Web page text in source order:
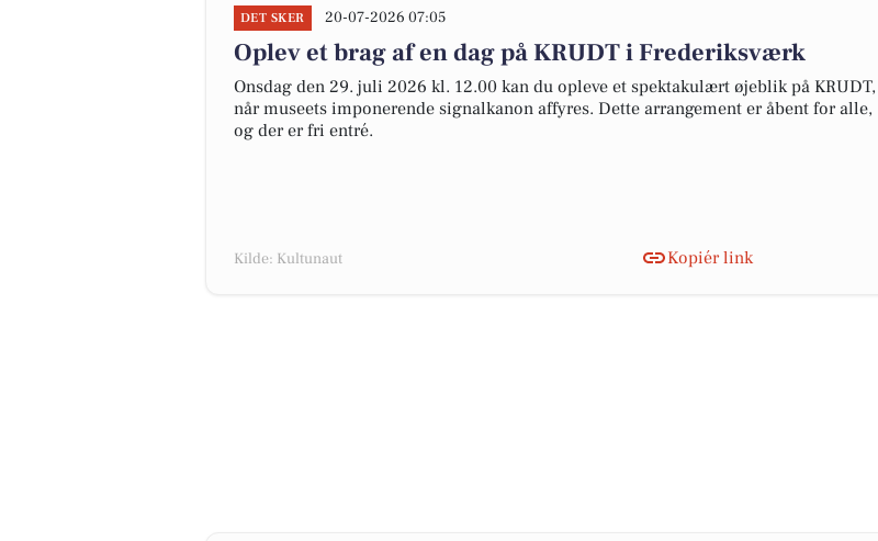
DET SKER 20-07-2026 07:05
Oplev et brag af en dag på KRUDT i Frederiksværk
Onsdag den 29. juli 2026 kl. 12.00 kan du opleve et spektakulært øjeblik på KRUDT,
når museets imponerende signalkanon affyres. Dette arrangement er åbent for alle,
og der er fri entré.
Kilde: Kultunaut Kopiér link